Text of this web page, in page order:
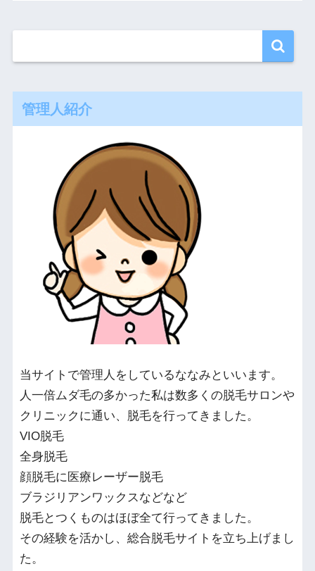
管理人紹介
当サイトで管理人をしているななみといいます。
人一倍ムダ毛の多かった私は数多くの脱毛サロンや
クリニックに通い、脱毛を行ってきました。
VIO脱毛
全身脱毛
顔脱毛に医療レーザー脱毛
ブラジリアンワックスなどなど
脱毛とつくものはほぼ全て行ってきました。
その経験を活かし、総合脱毛サイトを立ち上げまし
た。